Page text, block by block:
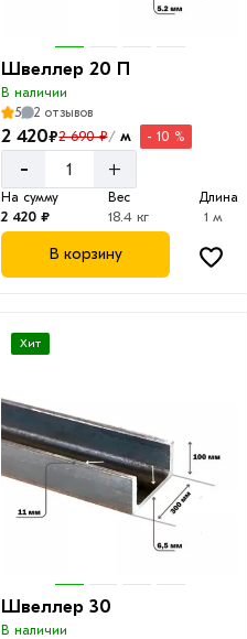
Швеллер 20 П
В наличии
5
2 отзывов
2 420₽2 690 ₽/ м - 10 %
- +
На сумму
2 420 ₽
Вес
18.4 кг
Длина
1 м
В корзину
Хит
Швеллер 30
В наличии